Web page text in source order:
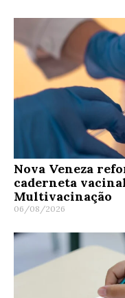
Nova Veneza
caderneta
Multivacinação
06/08/2026